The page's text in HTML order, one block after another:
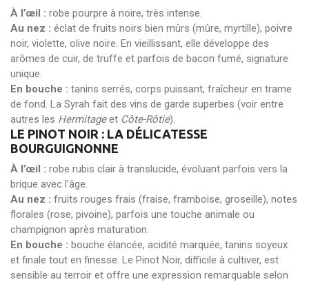
À l’œil : robe pourpre à noire, très intense.
Au nez : éclat de fruits noirs bien mûrs (mûre, myrtille), poivre
noir, violette, olive noire. En vieillissant, elle développe des
arômes de cuir, de truffe et parfois de bacon fumé, signature
unique.
En bouche : tanins serrés, corps puissant, fraîcheur en trame
de fond. La Syrah fait des vins de garde superbes (voir entre
autres les Hermitageet Côte-Rôtie).
LE PINOT NOIR : LA DÉLICATESSE
BOURGUIGNONNE
À l’œil : robe rubis clair à translucide, évoluant parfois vers la
brique avec l’âge.
Au nez : fruits rouges frais (fraise, framboise, groseille), notes
florales (rose, pivoine), parfois une touche animale ou
champignon après maturation.
En bouche : bouche élancée, acidité marquée, tanins soyeux
et finale tout en finesse. Le Pinot Noir, difficile à cultiver, est
sensible au terroir et offre une expression remarquable selon